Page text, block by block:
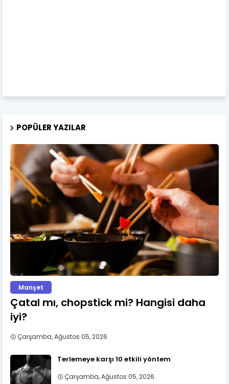
POPÜLER YAZILAR
Manşet
Çatal mı, chopstick mi? Hangisi daha
iyi?
Çarşamba, Ağustos 05, 2026
Terlemeye karşı 10 etkili yöntem
Çarşamba, Ağustos 05, 2026